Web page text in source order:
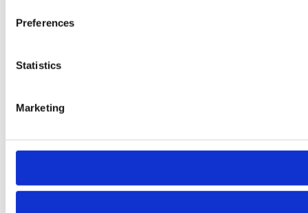
Preferences
Statistics
Marketing